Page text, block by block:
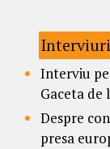
Interviuri
Interviu
Gaceta de
Despre
presa